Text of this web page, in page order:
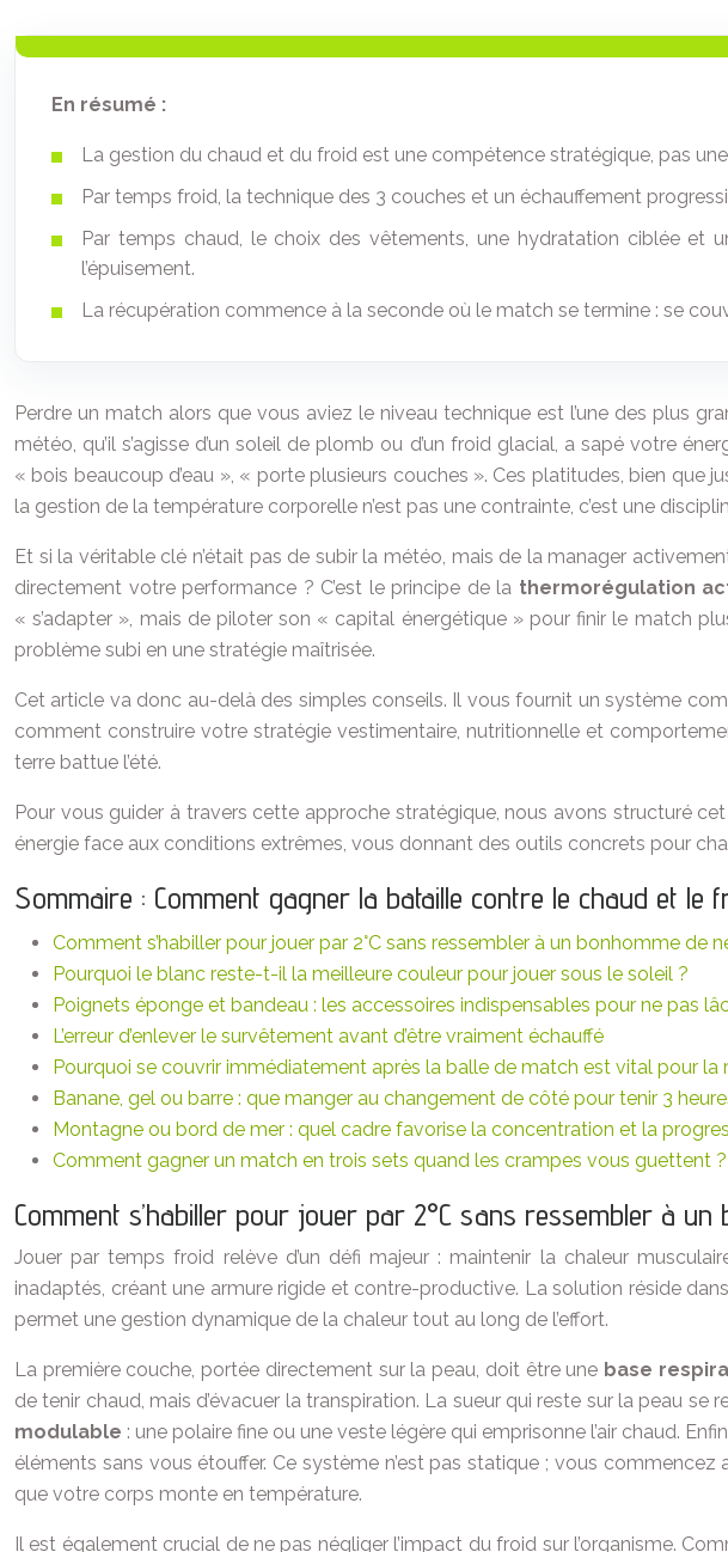
En résumé :
La gestion du chaud et du froid est une compétence stratégique, pas
Par temps froid, la technique des 3 couches et un échauffement
Par temps chaud, le choix des vêtements, une hydratation ciblée
l’épuisement.
La récupération commence à la seconde où le match se termine : se
Perdre un match alors que vous aviez le niveau technique est l’une des plus
météo, qu’il s’agisse d’un soleil de plomb ou d’un froid glacial, a sapé votre
« bois beaucoup d’eau », « porte plusieurs couches ». Ces platitudes, bien
la gestion de la température corporelle n’est pas une contrainte, c’est une
Et si la véritable clé n’était pas de subir la météo, mais de la manager
directement votre performance ? C’est le principe de la thermorégulation
« s’adapter », mais de piloter son « capital énergétique » pour finir le match
problème subi en une stratégie maîtrisée.
Cet article va donc au-delà des simples conseils. Il vous fournit un système
comment construire votre stratégie vestimentaire, nutritionnelle et
terre battue l’été.
Pour vous guider à travers cette approche stratégique, nous avons structuré
énergie face aux conditions extrêmes, vous donnant des outils concrets pour
Sommaire : Comment gagner la bataille contre le chaud et le
Comment s’habiller pour jouer par 2°C sans ressembler à un bonhomme de
Pourquoi le blanc reste-t-il la meilleure couleur pour jouer sous le soleil ?
Poignets éponge et bandeau : les accessoires indispensables pour ne pas
L’erreur d’enlever le survêtement avant d’être vraiment échauffé
Pourquoi se couvrir immédiatement après la balle de match est vital pour la
Banane, gel ou barre : que manger au changement de côté pour tenir 3
Montagne ou bord de mer : quel cadre favorise la concentration et la
Comment gagner un match en trois sets quand les crampes vous guettent ?
Comment s’habiller pour jouer par 2°C sans ressembler à un
Jouer par temps froid relève d’un défi majeur : maintenir la chaleur
inadaptés, créant une armure rigide et contre-productive. La solution réside
permet une gestion dynamique de la chaleur tout au long de l’effort.
La première couche, portée directement sur la peau, doit être une base
de tenir chaud, mais d’évacuer la transpiration. La sueur qui reste sur la peau
modulable : une polaire fine ou une veste légère qui emprisonne l’air chaud.
éléments sans vous étouffer. Ce système n’est pas statique ; vous
que votre corps monte en température.
Il est également crucial de ne pas négliger l’impact du froid sur l’organisme.